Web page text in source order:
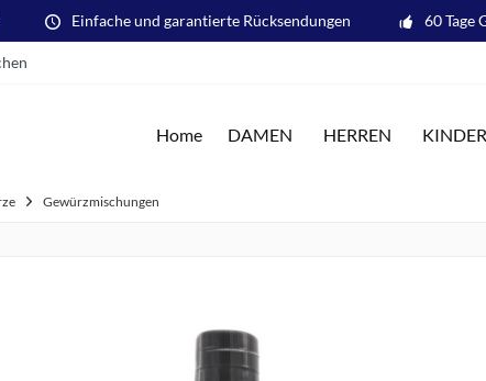
Einfache und garantierte Rücksendungen 60 Tage
Home DAMEN HERREN KINDER
Gewürzmischungen